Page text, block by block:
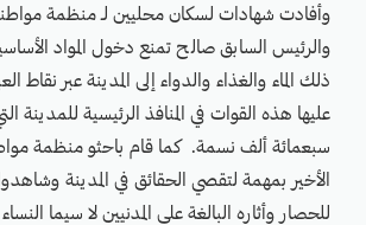
وأفادت شهادات لسكان محليين لـ منظمة
والرئيس السابق صالح تمنع دخول المواد
ذلك الماء والغذاء والدواء إلى المدينة عبر نقاط
عليها هذه القوات في المنافذ الرئيسية للمدينة
سبعمائة ألف نسمة. كما قام باحثو منظمة
الأخير بمهمة لتقصي الحقائق في المدينة
للحصار وأثاره البالغة على المدنيين لا سيما